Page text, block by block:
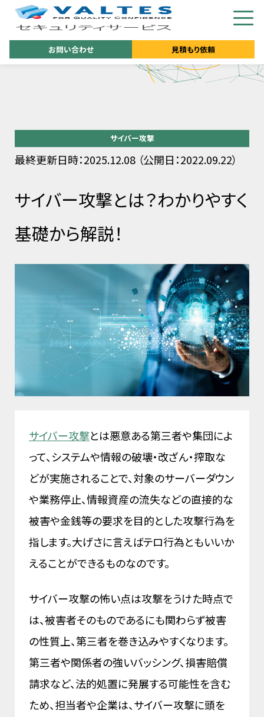
お問い合わせ 見積もり依頼
サイバー攻撃
最終更新日時：2025.12.08 （公開日：2022.09.22）
サイバー攻撃とは？わかりやすく
基礎から解説！
サイバー攻撃とは悪意ある第三者や集団によ
って、システムや情報の破壊・改ざん・搾取な
どが実施されることで、対象のサーバーダウン
や業務停止、情報資産の流失などの直接的な
被害や金銭等の要求を目的とした攻撃行為を
指します。大げさに言えばテロ行為ともいいか
えることができるものなのです。
サイバー攻撃の怖い点は攻撃をうけた時点で
は、被害者そのものであるにも関わらず被害
の性質上、第三者を巻き込みやすくなります。
第三者や関係者の強いバッシング、損害賠償
請求など、法的処置に発展する可能性を含む
ため、担当者や企業は、サイバー攻撃に頭を